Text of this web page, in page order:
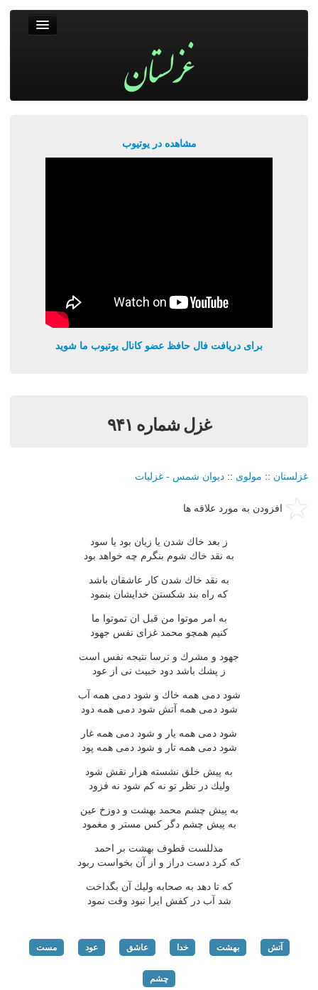
مشاهده در یوتیوب
برای دریافت فال حافظ عضو کانال یوتیوب ما شوید
غزل شماره ۹۴۱
غزلستان :: مولوی :: دیوان شمس - غزلیات
افزودن به مورد علاقه ها
ز بعد خاك شدن یا زیان بود یا سود
به نقد خاك شوم بنگرم چه خواهد بود
به نقد خاك شدن كار عاشقان باشد
كه راه بند شكستن خدایشان بنمود
به امر موتوا من قبل ان تموتوا ما
كنیم همچو محمد غزای نفس جهود
جهود و مشرك و ترسا نتیجه نفس است
ز پشك باشد دود خبیث نی از عود
شود دمی همه خاك و شود دمی همه آب
شود دمی همه آتش شود دمی همه دود
شود دمی همه یار و شود دمی همه غار
شود دمی همه تار و شود دمی همه پود
به پیش خلق نشسته هزار نقش شود
ولیك در نظر تو نه كم شود نه فزود
به پیش چشم محمد بهشت و دوزخ عین
به پیش چشم دگر كس مستر و مغمود
مذللست قطوف بهشت بر احمد
كه كرد دست دراز و از آن بخواست ربود
كه تا دهد به صحابه ولیك آن بگداخت
شد آب در كفش ایرا نبود وقت نمود
آتش بهشت خدا عاشق عود مست
چشم